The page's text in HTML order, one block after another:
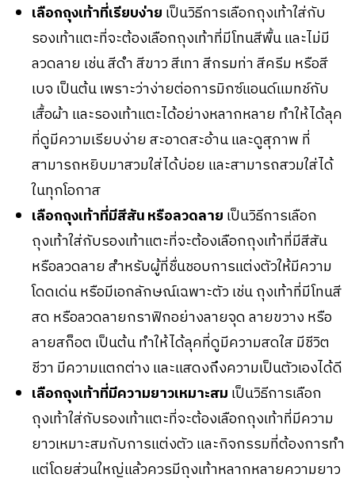
เลือกถุงเท้าที่เรียบง่าย เป็นวิธีการเลือกถุงเท้าใส่กับ
รองเท้าแตะที่จะต้องเลือกถุงเท้าที่มีโทนสีพื้น และไม่มี
ลวดลาย เช่น สีดำ สีขาว สีเทา สีกรมท่า สีครีม หรือสี
เบจ เป็นต้น เพราะว่าง่ายต่อการมิกซ์แอนด์แมทช์กับ
เสื้อผ้า และรองเท้าแตะได้อย่างหลากหลาย ทำให้ได้ลุค
ที่ดูมีความเรียบง่าย สะอาดสะอ้าน และดูสุภาพ ที่
สามารถหยิบมาสวมใส่ได้บ่อย และสามารถสวมใส่ได้
ในทุกโอกาส
เลือกถุงเท้าที่มีสีสัน หรือลวดลาย เป็นวิธีการเลือก
ถุงเท้าใส่กับรองเท้าแตะที่จะต้องเลือกถุงเท้าที่มีสีสัน
หรือลวดลาย สำหรับผู้ที่ชื่นชอบการแต่งตัวให้มีความ
โดดเด่น หรือมีเอกลักษณ์เฉพาะตัว เช่น ถุงเท้าที่มีโทนสี
สด หรือลวดลายกราฟิกอย่างลายจุด ลายขวาง หรือ
ลายสก็อต เป็นต้น ทำให้ได้ลุคที่ดูมีความสดใส มีชีวิต
ชีวา มีความแตกต่าง และแสดงถึงความเป็นตัวเองได้ดี
เลือกถุงเท้าที่มีความยาวเหมาะสม เป็นวิธีการเลือก
ถุงเท้าใส่กับรองเท้าแตะที่จะต้องเลือกถุงเท้าที่มีความ
ยาวเหมาะสมกับการแต่งตัว และกิจกรรมที่ต้องการทำ
แต่โดยส่วนใหญ่แล้วควรมีถุงเท้าหลากหลายความยาว